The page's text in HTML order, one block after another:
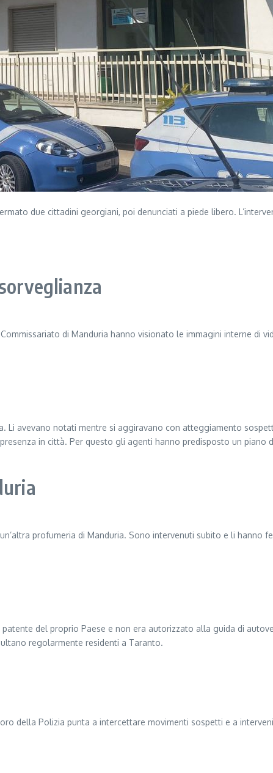
due cittadini georgiani, poi denunciati a piede libero.
di Manduria hanno visionato le immagini interne di
avevano notati mentre si aggiravano con atteggiamento
in città. Per questo gli agenti hanno predisposto un piano
profumeria di Manduria. Sono intervenuti subito e li hanno
del proprio Paese e non era autorizzato alla guida di
regolarmente residenti a Taranto.
della Polizia punta a intercettare movimenti sospetti e a